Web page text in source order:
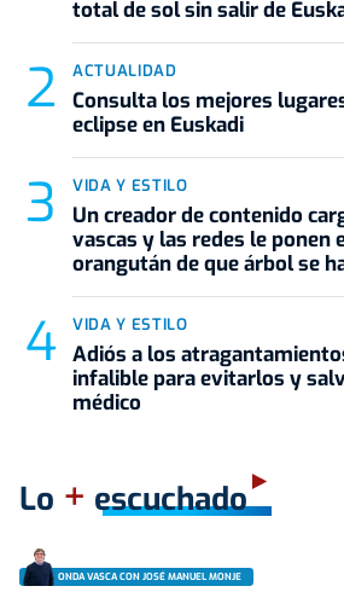
total de sol sin salir de
ACTUALIDAD
Consulta los mejores
eclipse en Euskadi
VIDA Y ESTILO
Un creador de contenido
vascas y las redes le ponen
orangután de que árbol se
VIDA Y ESTILO
Adiós a los
infalible para evitarlos y
médico
Lo + escuchado
ONDA VASCA CON JOSÉ MANUEL MONJE